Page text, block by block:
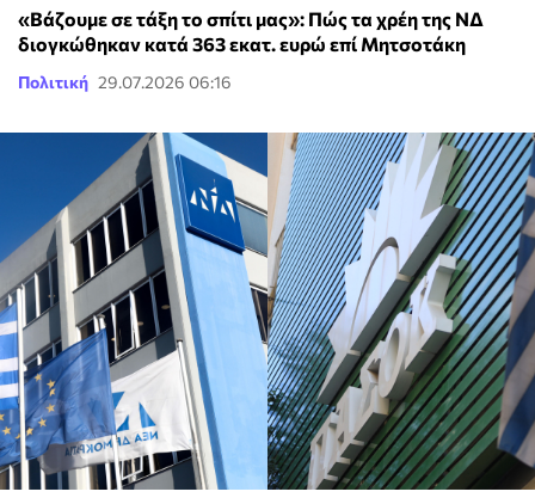
«Βάζουμε σε τάξη το σπίτι μας»: Πώς τα χρέη της ΝΔ
διογκώθηκαν κατά 363 εκατ. ευρώ επί Μητσοτάκη
Πολιτική 29.07.2026 06:16